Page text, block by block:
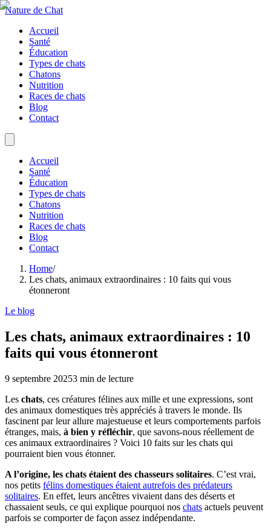
Nature de Chat
Accueil
Santé
Éducation
Types de chats
Chatons
Nutrition
Races de chats
Blog
Contact
Accueil
Santé
Éducation
Types de chats
Chatons
Nutrition
Races de chats
Blog
Contact
Home/
Les chats, animaux extraordinaires : 10 faits qui vous
étonneront
Le blog
Les chats, animaux extraordinaires : 10
faits qui vous étonneront
9 septembre 20253 min de lecture
Les chats, ces créatures félines aux mille et une expressions, sont
des animaux domestiques très appréciés à travers le monde. Ils
fascinent par leur allure majestueuse et leurs comportements parfois
étranges, mais, à bien y réfléchir, que savons-nous réellement de
ces animaux extraordinaires ? Voici 10 faits sur les chats qui
pourraient bien vous étonner.
A l’origine, les chats étaient des chasseurs solitaires. C’est vrai,
nos petits félins domestiques étaient autrefois des prédateurs
solitaires. En effet, leurs ancêtres vivaient dans des déserts et
chassaient seuls, ce qui explique pourquoi nos chats actuels peuvent
parfois se comporter de façon assez indépendante.